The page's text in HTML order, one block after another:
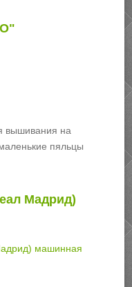
вышивания на
пяльцы
Мадрид)